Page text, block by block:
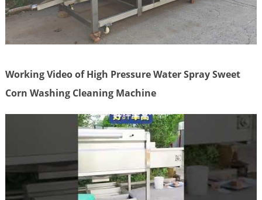
Working Video of High Pressure Water Spray Sweet
Corn Washing Cleaning Machine